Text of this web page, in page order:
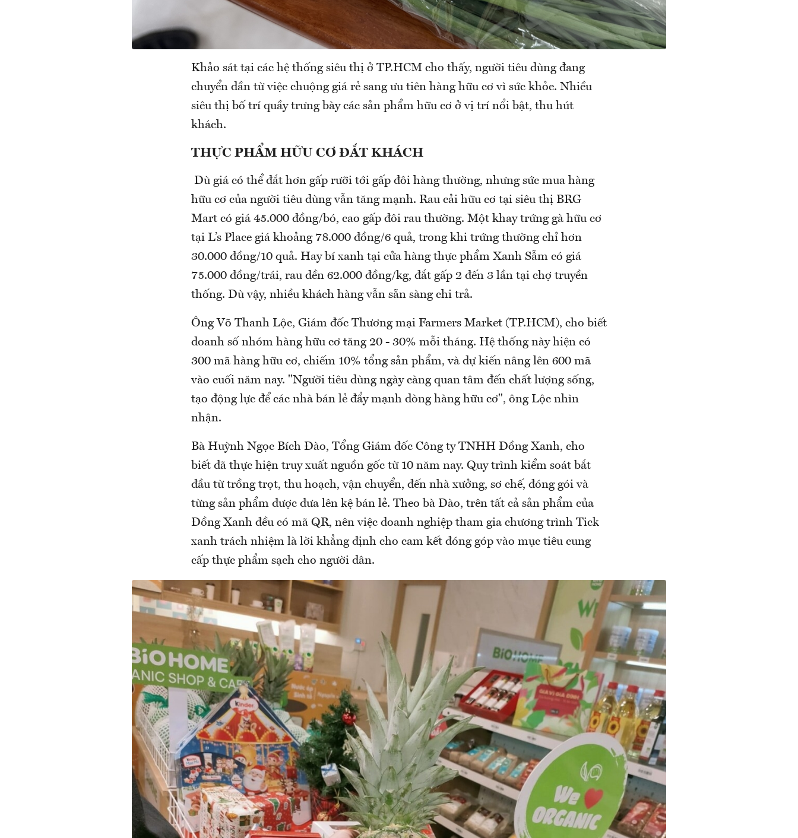
Khảo sát tại các hệ thống siêu thị ở TP.HCM cho thấy, người tiêu dùng đang
chuyển dần từ việc chuộng giá rẻ sang ưu tiên hàng hữu cơ vì sức khỏe. Nhiều
siêu thị bố trí quầy trưng bày các sản phẩm hữu cơ ở vị trí nổi bật, thu hút
khách.
THỰC PHẨM HỮU CƠ ĐẮT KHÁCH
Dù giá có thể đắt hơn gấp rưỡi tới gấp đôi hàng thường, nhưng sức mua hàng
hữu cơ của người tiêu dùng vẫn tăng mạnh. Rau cải hữu cơ tại siêu thị BRG
Mart có giá 45.000 đồng/bó, cao gấp đôi rau thường. Một khay trứng gà hữu cơ
tại L’s Place giá khoảng 78.000 đồng/6 quả, trong khi trứng thường chỉ hơn
30.000 đồng/10 quả. Hay bí xanh tại cửa hàng thực phẩm Xanh Sẫm có giá
75.000 đồng/trái, rau dền 62.000 đồng/kg, đắt gấp 2 đến 3 lần tại chợ truyền
thống. Dù vậy, nhiều khách hàng vẫn sẵn sàng chi trả.
Ông Võ Thanh Lộc, Giám đốc Thương mại Farmers Market (TP.HCM), cho biết
doanh số nhóm hàng hữu cơ tăng 20 - 30% mỗi tháng. Hệ thống này hiện có
300 mã hàng hữu cơ, chiếm 10% tổng sản phẩm, và dự kiến nâng lên 600 mã
vào cuối năm nay. "Người tiêu dùng ngày càng quan tâm đến chất lượng sống,
tạo động lực để các nhà bán lẻ đẩy mạnh dòng hàng hữu cơ", ông Lộc nhìn
nhận.
Bà Huỳnh Ngọc Bích Đào, Tổng Giám đốc Công ty TNHH Đồng Xanh, cho
biết đã thực hiện truy xuất nguồn gốc từ 10 năm nay. Quy trình kiểm soát bắt
đầu từ trồng trọt, thu hoạch, vận chuyển, đến nhà xưởng, sơ chế, đóng gói và
từng sản phẩm được đưa lên kệ bán lẻ. Theo bà Đào, trên tất cả sản phẩm của
Đồng Xanh đều có mã QR, nên việc doanh nghiệp tham gia chương trình Tick
xanh trách nhiệm là lời khẳng định cho cam kết đóng góp vào mục tiêu cung
cấp thực phẩm sạch cho người dân.